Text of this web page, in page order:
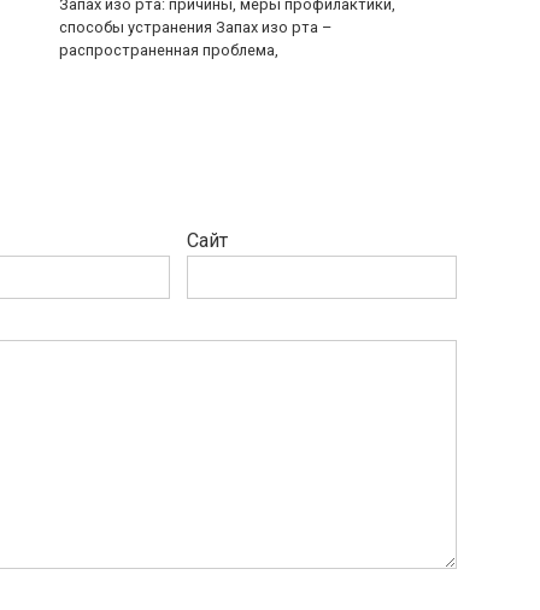
Запах изо рта: причины, меры профилактики,
способы устранения Запах изо рта –
распространенная проблема,
Сайт